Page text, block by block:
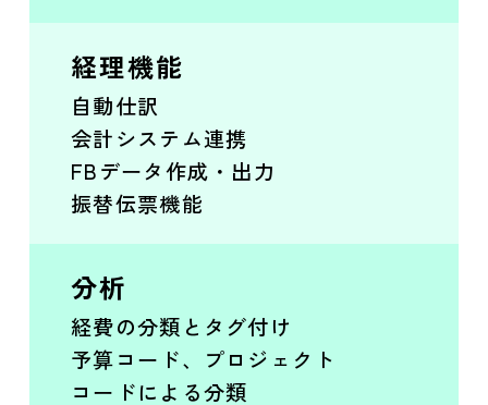
経理機能
自動仕訳
会計システム連携
FBデータ作成・出力
振替伝票機能
分析
経費の分類とタグ付け
予算コード、プロジェクト
コードによる分類